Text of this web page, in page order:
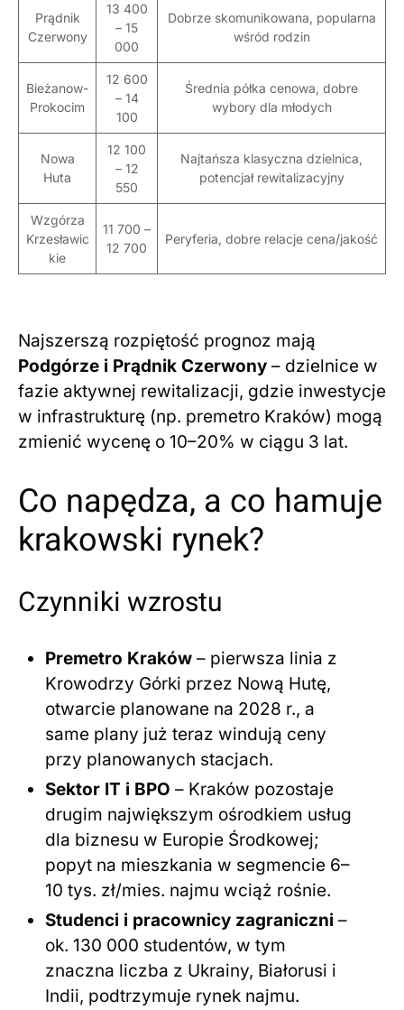
Prądnik
Czerwony
13 400
– 15
000
Dobrze skomunikowana, popularna
wśród rodzin
Bieżanow-
Prokocim
12 600
– 14
100
Średnia półka cenowa, dobre
wybory dla młodych
Nowa
Huta
12 100
– 12
550
Najtańsza klasyczna dzielnica,
potencjał rewitalizacyjny
Wzgórza
Krzesławic
kie
11 700 –
12 700
Peryferia, dobre relacje cena/jakość
Najszerszą rozpiętość prognoz mają
Podgórze i Prądnik Czerwony – dzielnice w
fazie aktywnej rewitalizacji, gdzie inwestycje
w infrastrukturę (np. premetro Kraków) mogą
zmienić wycenę o 10–20% w ciągu 3 lat.
Co napędza, a co hamuje
krakowski rynek?
Czynniki wzrostu
Premetro Kraków – pierwsza linia z
Krowodrzy Górki przez Nową Hutę,
otwarcie planowane na 2028 r., a
same plany już teraz windują ceny
przy planowanych stacjach.
Sektor IT i BPO – Kraków pozostaje
drugim największym ośrodkiem usług
dla biznesu w Europie Środkowej;
popyt na mieszkania w segmencie 6–
10 tys. zł/mies. najmu wciąż rośnie.
Studenci i pracownicy zagraniczni –
ok. 130 000 studentów, w tym
znaczna liczba z Ukrainy, Białorusi i
Indii, podtrzymuje rynek najmu.